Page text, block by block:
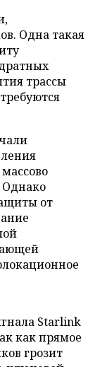
Одна такая
трассы
Однако
от
Starlink
как прямое
грозит